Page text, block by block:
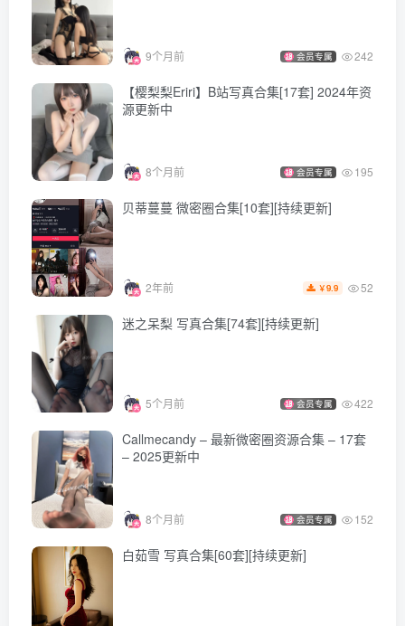
9个月前 会员专属 242
【樱梨梨Eriri】B站写真合集[17套] 2024年资
源更新中
8个月前 会员专属 195
贝蒂蔓蔓 微密圈合集[10套][持续更新]
2年前 ￥9.9 52
迷之呆梨 写真合集[74套][持续更新]
5个月前 会员专属 422
Callmecandy – 最新微密圈资源合集 – 17套
– 2025更新中
8个月前 会员专属 152
白茹雪 写真合集[60套][持续更新]